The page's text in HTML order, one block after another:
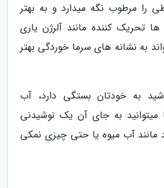
را مرطوب نگه میدارد و به بهتر
ها تحریک کننده مانند آلرژن یاری
به نشانه های سرما خوردگی بهتر
به خودتان بستگی دارد، آب
میتوانید به جای آن یک نوشیدنی
مانند آب میوه یا حتی چیزی نمکی